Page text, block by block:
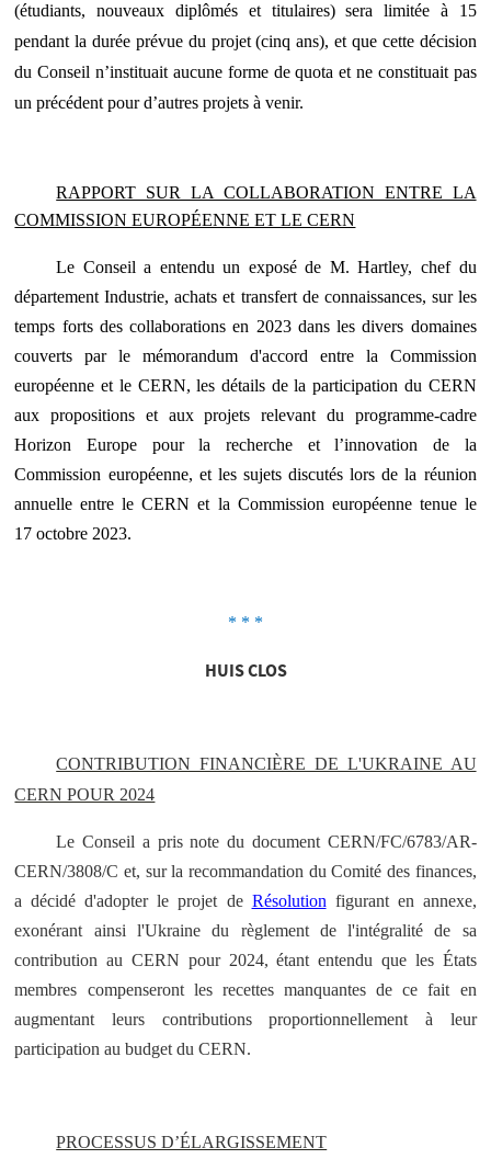
(étudiants, nouveaux diplômés et titulaires) sera limitée à 15
pendant la durée prévue du projet (cinq ans), et que cette décision
du Conseil n’instituait aucune forme de quota et ne constituait pas
un précédent pour d’autres projets à venir.
RAPPORT SUR LA COLLABORATION ENTRE LA
COMMISSION EUROPÉENNE ET LE CERN
Le Conseil a entendu un exposé de M. Hartley, chef du
département Industrie, achats et transfert de connaissances, sur les
temps forts des collaborations en 2023 dans les divers domaines
couverts par le mémorandum d'accord entre la Commission
européenne et le CERN, les détails de la participation du CERN
aux propositions et aux projets relevant du programme-cadre
Horizon Europe pour la recherche et l’innovation de la
Commission européenne, et les sujets discutés lors de la réunion
annuelle entre le CERN et la Commission européenne tenue le
17 octobre 2023.
* * *
HUIS CLOS
CONTRIBUTION FINANCIÈRE DE L'UKRAINE AU
CERN POUR 2024
Le Conseil a pris note du document CERN/FC/6783/AR-
CERN/3808/C et, sur la recommandation du Comité des finances,
a décidé d'adopter le projet de Résolution figurant en annexe,
exonérant ainsi l'Ukraine du règlement de l'intégralité de sa
contribution au CERN pour 2024, étant entendu que les États
membres compenseront les recettes manquantes de ce fait en
augmentant leurs contributions proportionnellement à leur
participation au budget du CERN.
PROCESSUS D’ÉLARGISSEMENT